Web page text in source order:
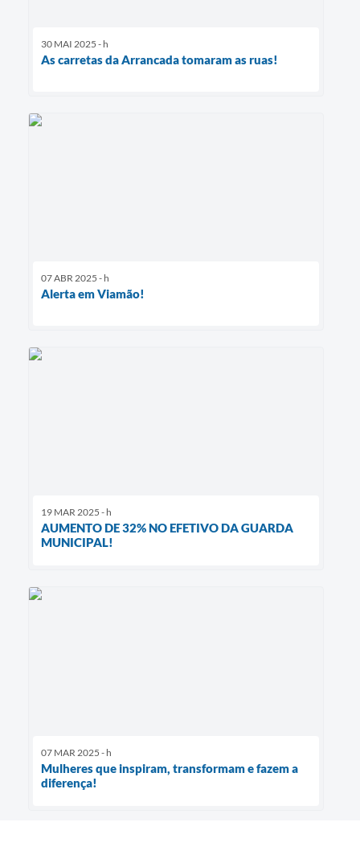
30 MAI 2025 - h
As carretas da Arrancada tomaram as ruas!
07 ABR 2025 - h
Alerta em Viamão!
19 MAR 2025 - h
AUMENTO DE 32% NO EFETIVO DA GUARDA
MUNICIPAL!
07 MAR 2025 - h
Mulheres que inspiram, transformam e fazem a
diferença!